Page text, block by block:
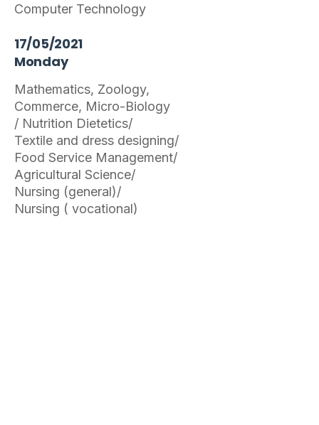
Computer Technology
17/05/2021
Monday
Mathematics, Zoology,
Commerce, Micro-Biology
/ Nutrition Dietetics/
Textile and dress designing/
Food Service Management/
Agricultural Science/
Nursing (general)/
Nursing ( vocational)